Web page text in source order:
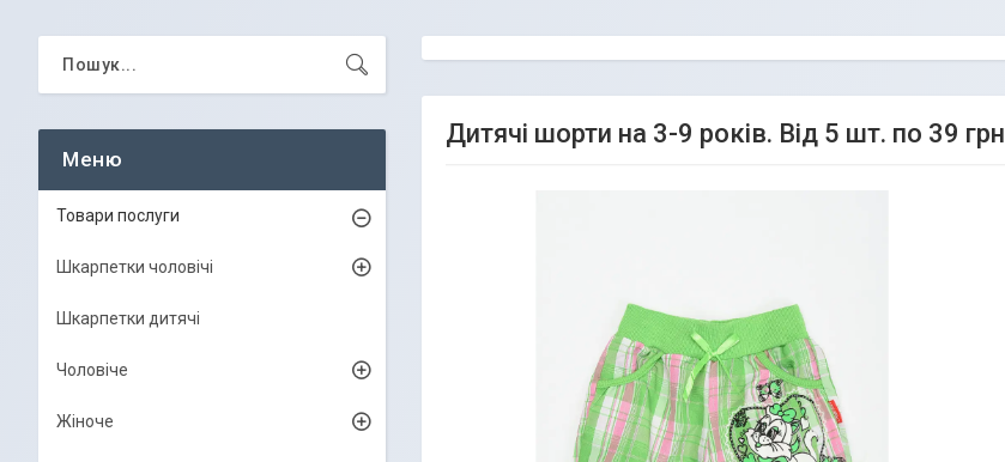
Дитячі шорти на 3-9 років. Від 5 шт. по 39 грн
Товари послуги
Шкарпетки чоловічі
Шкарпетки дитячі
Чоловіче
Жіноче